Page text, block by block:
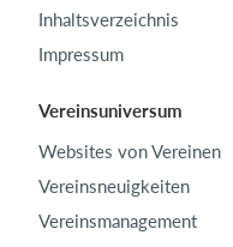
Inhaltsverzeichnis
Impressum
Vereinsuniversum
Websites von Vereinen
Vereinsneuigkeiten
Vereinsmanagement